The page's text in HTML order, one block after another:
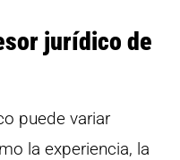
jurídico de
puede variar
la experiencia, la